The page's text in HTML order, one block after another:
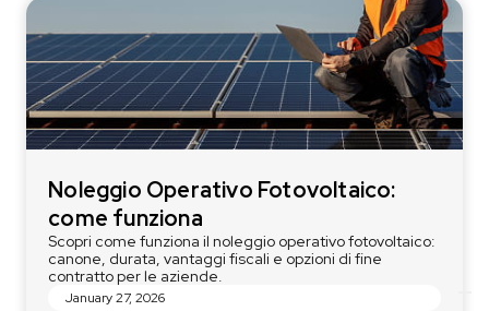
Noleggio Operativo Fotovoltaico:
come funziona
Scopri come funziona il noleggio operativo fotovoltaico:
canone, durata, vantaggi fiscali e opzioni di fine
contratto per le aziende.
January 27, 2026